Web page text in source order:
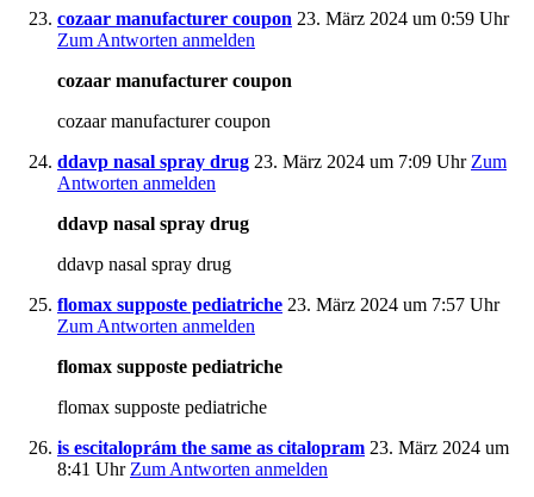
cozaar manufacturer coupon 23. März 2024 um 0:59 Uhr
Zum Antworten anmelden
cozaar manufacturer coupon
cozaar manufacturer coupon
ddavp nasal spray drug 23. März 2024 um 7:09 Uhr Zum
Antworten anmelden
ddavp nasal spray drug
ddavp nasal spray drug
flomax supposte pediatriche 23. März 2024 um 7:57 Uhr
Zum Antworten anmelden
flomax supposte pediatriche
flomax supposte pediatriche
is escitaloprám the same as citalopram 23. März 2024 um
8:41 Uhr Zum Antworten anmelden